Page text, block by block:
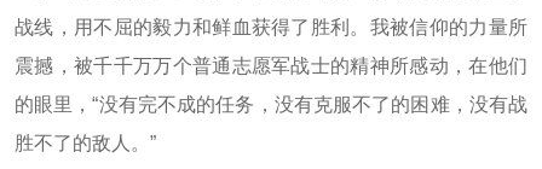
战线，用不屈的毅力和鲜血获得了胜利。我被信仰的力量所
震撼，被千千万万个普通志愿军战士的精神所感动，在他们
的眼里，“没有完不成的任务，没有克服不了的困难，没有战
胜不了的敌人。”